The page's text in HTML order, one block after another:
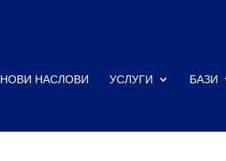
НОВИ НАСЛОВИ УСЛУГИ БАЗИ